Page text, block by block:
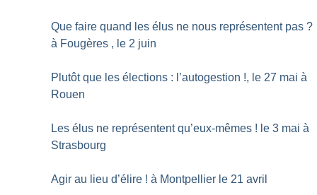
Que faire quand les élus ne nous représentent pas ?
à Fougères , le 2 juin
Plutôt que les élections : l’autogestion !, le 27 mai à
Rouen
Les élus ne représentent qu’eux-mêmes ! le 3 mai à
Strasbourg
Agir au lieu d’élire ! à Montpellier le 21 avril